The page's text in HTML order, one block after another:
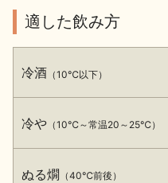
適した飲み方
冷酒 （10℃以下）
冷や （10℃～常温20～25℃）
ぬる燗 （40℃前後）